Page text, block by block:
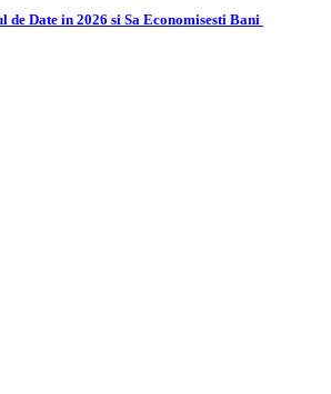
Date in 2026 si Sa Economisesti Bani